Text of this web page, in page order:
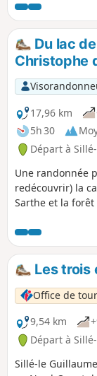
Du lac
Christophe
17,96 km
5h 30
Départ à
Une randonnée
redécouvrir) la
Sarthe et la
Les trois
Office de
9,54 km
Départ à
Sillé-le